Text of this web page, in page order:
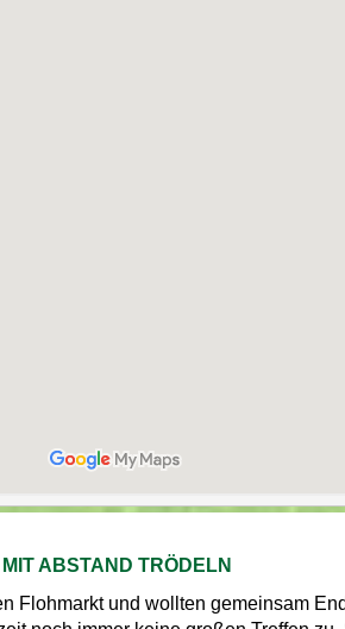
ABSTAND TRÖDELN
Flohmarkt und wollten gemeinsam